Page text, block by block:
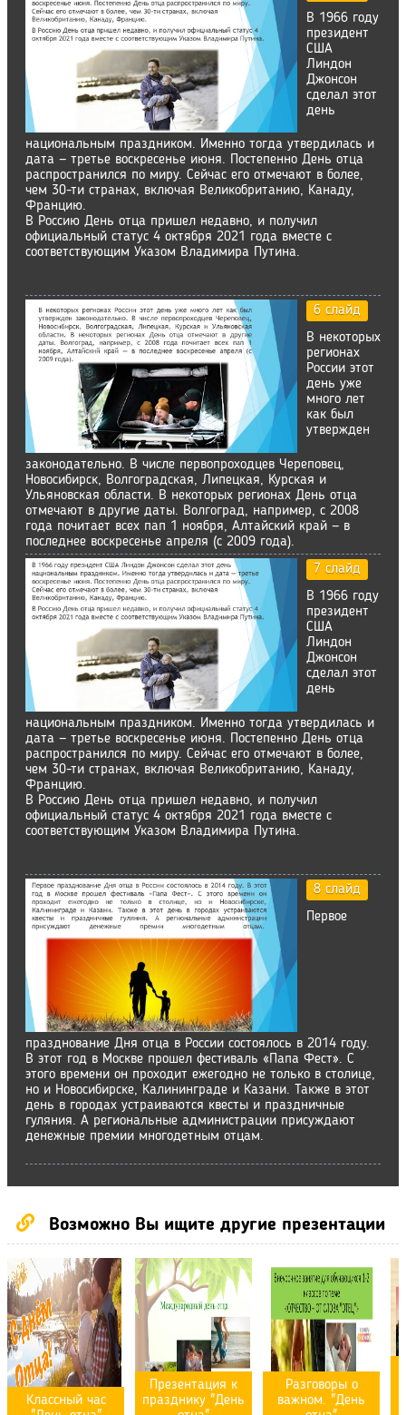
В 1966 году
президент
США
Линдон
Джонсон
сделал этот
день
национальным праздником. Именно тогда утвердилась и
дата — третье воскресенье июня. Постепенно День отца
распространился по миру. Сейчас его отмечают в более,
чем 30-ти странах, включая Великобританию, Канаду,
Францию.
В Россию День отца пришел недавно, и получил
официальный статус 4 октября 2021 года вместе с
соответствующим Указом Владимира Путина.
6 слайд
В некоторых
регионах
России этот
день уже
много лет
как был
утвержден
законодательно. В числе первопроходцев Череповец,
Новосибирск, Волгоградская, Липецкая, Курская и
Ульяновская области. В некоторых регионах День отца
отмечают в другие даты. Волгоград, например, с 2008
года почитает всех пап 1 ноября, Алтайский край — в
последнее воскресенье апреля (с 2009 года).
7 слайд
В 1966 году
президент
США
Линдон
Джонсон
сделал этот
день
национальным праздником. Именно тогда утвердилась и
дата — третье воскресенье июня. Постепенно День отца
распространился по миру. Сейчас его отмечают в более,
чем 30-ти странах, включая Великобританию, Канаду,
Францию.
В Россию День отца пришел недавно, и получил
официальный статус 4 октября 2021 года вместе с
соответствующим Указом Владимира Путина.
8 слайд
Первое
празднование Дня отца в России состоялось в 2014 году.
В этот год в Москве прошел фестиваль «Папа Фест». С
этого времени он проходит ежегодно не только в столице,
но и Новосибирске, Калининграде и Казани. Также в этот
день в городах устраиваются квесты и праздничные
гуляния. А региональные администрации присуждают
денежные премии многодетным отцам.
Возможно Вы ищите другие презентации
Классный час
Презентация к
празднику "День
Разговоры о
важном. "День